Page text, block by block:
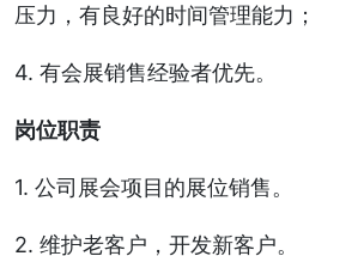
压力，有良好的时间管理能力；
4. 有会展销售经验者优先。
岗位职责
1. 公司展会项目的展位销售。
2. 维护老客户，开发新客户。